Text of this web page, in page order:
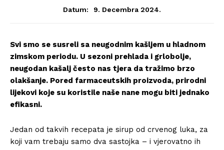
Datum: 9. Decembra 2024.
Svi smo se susreli sa neugodnim kašljem u hladnom
zimskom periodu. U sezoni prehlada i grlobolje,
neugodan kašalj često nas tjera da tražimo brzo
olakšanje. Pored farmaceutskih proizvoda, prirodni
lijekovi koje su koristile naše nane mogu biti jednako
efikasni.
Jedan od takvih recepata je sirup od crvenog luka, za
koji vam trebaju samo dva sastojka – i vjerovatno ih